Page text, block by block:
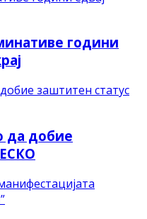
години
да добие